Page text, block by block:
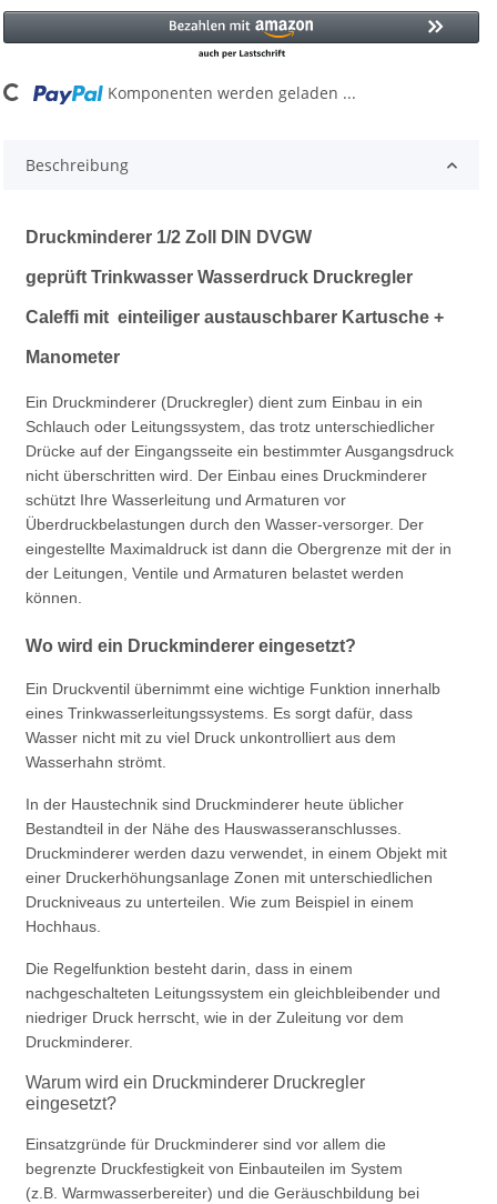
Komponenten werden geladen ...
Beschreibung
Druckminderer 1/2 Zoll DIN DVGW
geprüft TrinkwasserWasserdruck Druckregler
Caleffi mit einteiliger austauschbarer Kartusche +
Manometer
Ein Druckminderer (Druckregler) dient zum Einbau in ein
Schlauch oder Leitungssystem, das trotz unterschiedlicher
Drücke auf der Eingangsseite ein bestimmter Ausgangsdruck
nicht überschritten wird. Der Einbau eines Druckminderer
schützt Ihre Wasserleitung und Armaturen vor
Überdruckbelastungen durch den Wasser-versorger. Der
eingestellte Maximaldruck ist dann die Obergrenze mit der in
der Leitungen, Ventile und Armaturen belastet werden
können.
Wo wird ein Druckminderer eingesetzt?
Ein Druckventil übernimmt eine wichtige Funktion innerhalb
eines Trinkwasserleitungssystems. Es sorgt dafür, dass
Wasser nicht mit zu viel Druck unkontrolliert aus dem
Wasserhahn strömt.
In der Haustechnik sind Druckminderer heute üblicher
Bestandteil in der Nähe des Hauswasseranschlusses.
Druckminderer werden dazu verwendet, in einem Objekt mit
einer Druckerhöhungsanlage Zonen mit unterschiedlichen
Druckniveaus zu unterteilen. Wie zum Beispiel in einem
Hochhaus.
Die Regelfunktion besteht darin, dass in einem
nachgeschalteten Leitungssystem ein gleichbleibender und
niedriger Druck herrscht, wie in der Zuleitung vor dem
Druckminderer.
Warum wird ein Druckminderer Druckregler
eingesetzt?
Einsatzgründe für Druckminderer sind vor allem die
begrenzte Druckfestigkeit von Einbauteilen im System
(z.B. Warmwasserbereiter) und die Geräuschbildung bei